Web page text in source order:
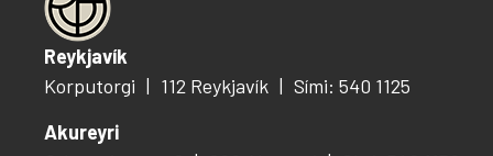
Reykjavík
Korputorgi
112 Reykjavík
Sími: 540 1125
Akureyri